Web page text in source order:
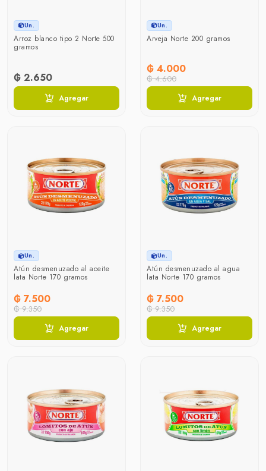
Un.
Arroz blanco tipo 2 Norte 500
gramos
₲ 2.650
Agregar
Un.
Arveja Norte 200 gramos
₲ 4.000
₲ 4.600
Agregar
Un.
Atún desmenuzado al aceite
lata Norte 170 gramos
₲ 7.500
₲ 9.350
Agregar
Un.
Atún desmenuzado al agua
lata Norte 170 gramos
₲ 7.500
₲ 9.350
Agregar